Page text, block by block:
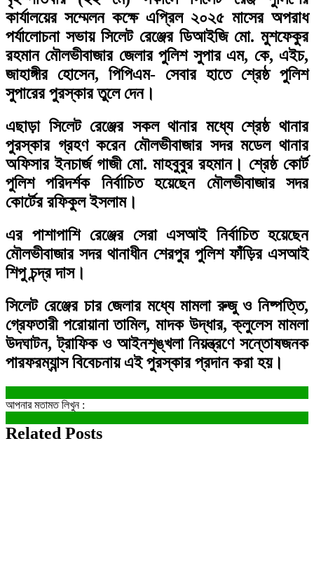
কার্যালয়ের সম্মেলন কক্ষে এপ্রিল ২০২৫ মাসের অপরাধ
পর্যালোচনা সভায় সিলেট রেঞ্জের ডিআইজি মো. মুশফেকুর
রহমান মৌলভীবাজার জেলার পুলিশ সুপার এম, কে, এইচ,
জাহাঙ্গীর হোসেন, পিপিএম- সেবার হাতে শ্রেষ্ঠ পুলিশ
সুপারের পুরস্কার তুলে দেন।
এছাড়া সিলেট রেঞ্জের সকল থানার মধ্যে শ্রেষ্ঠ থানার
পুরস্কার গ্রহণ করেন মৌলভীবাজার সদর মডেল থানার
অফিসার ইনচার্জ গাজী মো. মাহবুবুর রহমান। শ্রেষ্ঠ কোর্ট
পুলিশ পরিদর্শক নির্বাচিত হয়েছেন মৌলভীবাজার সদর
কোর্টের রফিকুল ইসলাম।
এর পাশাপাশি রেঞ্জের সেরা এসআই নির্বাচিত হয়েছেন
মৌলভীবাজার সদর থানাধীন শেরপুর পুলিশ ফাঁড়ির এসআই
শিপু চন্দ্র দাস।
সিলেট রেঞ্জের চার জেলার মধ্যে মামলা রুজু ও নিষ্পত্তি,
গ্রেফতারী পরোয়ানা তামিল, মাদক উদ্ধার, ক্লুলেস মামলা
উদঘাটন, ট্রাফিক ও আইনশৃঙ্খলা নিয়ন্ত্রণে সন্তোষজনক
পারফরম্যান্স বিবেচনায় এই পুরস্কার প্রদান করা হয়।
আপনার মতামত লিখুন :
Related Posts